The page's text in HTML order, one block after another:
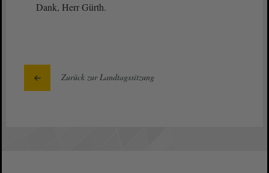
Dank, Herr Gürth.
Zurück zur Landtagssitzung